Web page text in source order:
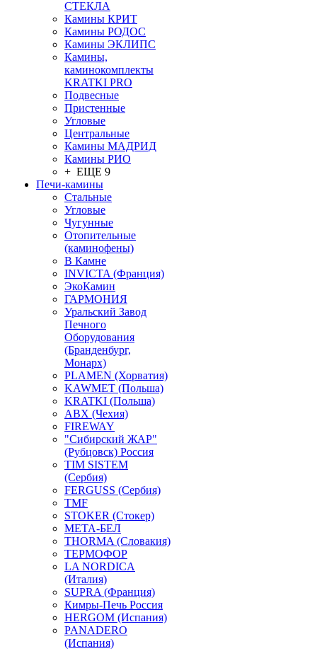
СТЕКЛА
Камины КРИТ
Камины РОДОС
Камины ЭКЛИПС
Камины,
каминокомплекты
KRATKI PRO
Подвесные
Пристенные
Угловые
Центральные
Камины МАДРИД
Камины РИО
+ ЕЩЕ 9
Печи-камины
Стальные
Угловые
Чугунные
Отопительные
(каминофены)
В Камне
INVICTA (Франция)
ЭкоКамин
ГАРМОНИЯ
Уральский Завод
Печного
Оборудования
(Бранденбург,
Монарх)
PLAMEN (Хорватия)
KAWMET (Польша)
KRATKI (Польша)
ABX (Чехия)
FIREWAY
"Сибирский ЖАР"
(Рубцовск) Россия
TIM SISTEM
(Сербия)
FERGUSS (Сербия)
TMF
STOKER (Стокер)
МЕТА-БЕЛ
THORMA (Словакия)
ТЕРМОФОР
LA NORDICA
(Италия)
SUPRA (Франция)
Кимры-Печь Россия
HERGOM (Испания)
PANADERO
(Испания)